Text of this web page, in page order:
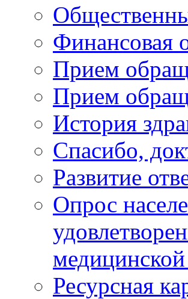
Финансовая
Прием
Прием
История
Спасибо,
Развитие
Опрос
Ресурсная